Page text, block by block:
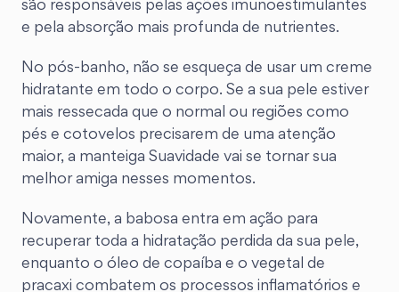
são responsáveis pelas ações imunoestimulantes
e pela absorção mais profunda de nutrientes.
No pós-banho, não se esqueça de usar um creme
hidratante em todo o corpo. Se a sua pele estiver
mais ressecada que o normal ou regiões como
pés e cotovelos precisarem de uma atenção
maior, a manteiga Suavidade vai se tornar sua
melhor amiga nesses momentos.
Novamente, a babosa entra em ação para
recuperar toda a hidratação perdida da sua pele,
enquanto o óleo de copaíba e o vegetal de
pracaxi combatem os processos inflamatórios e